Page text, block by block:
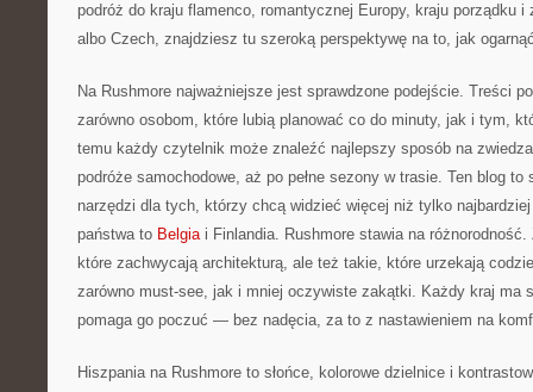
podróż do kraju flamenco, romantycznej Europy, kraju porządku
albo Czech, znajdziesz tu szeroką perspektywę na to, jak
Na Rushmore najważniejsze jest sprawdzone podejście. Treści
zarówno osobom, które lubią planować co do minuty, jak i tym,
temu każdy czytelnik może znaleźć najlepszy sposób na
podróże samochodowe, aż po pełne sezony w trasie. Ten blog
narzędzi dla tych, którzy chcą widzieć więcej niż tylko
państwa to Belgiai Finlandia. Rushmore stawia na
które zachwycają architekturą, ale też takie, które urzekają
zarówno must-see, jak i mniej oczywiste zakątki. Każdy kraj ma
pomaga go poczuć — bez nadęcia, za to z nastawieniem na
Hiszpania na Rushmore to słońce, kolorowe dzielnice i